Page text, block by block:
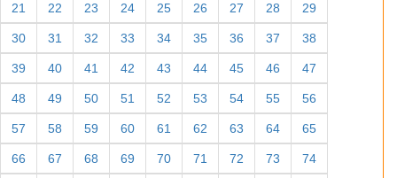
21 22 23 24 25 26 27 28 29
30 31 32 33 34 35 36 37 38
39 40 41 42 43 44 45 46 47
48 49 50 51 52 53 54 55 56
57 58 59 60 61 62 63 64 65
66 67 68 69 70 71 72 73 74